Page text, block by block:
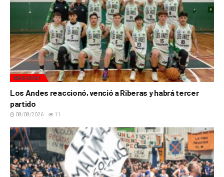
BÁSQUET
Los Andes reaccionó, venció a Riberas y habrá tercer
partido
08/08/2026 11